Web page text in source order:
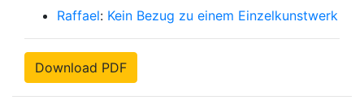
Raffael: Kein Bezug zu einem Einzelkunstwerk
Download PDF